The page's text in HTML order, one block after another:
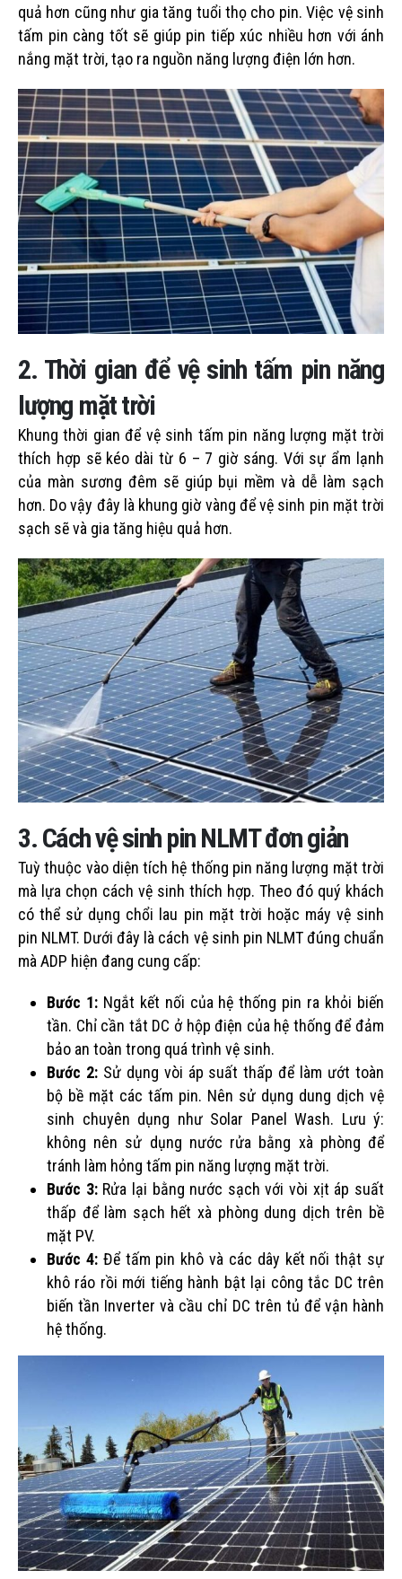
quả hơn cũng như gia tăng tuổi thọ cho pin. Việc vệ sinh
tấm pin càng tốt sẽ giúp pin tiếp xúc nhiều hơn với ánh
nắng mặt trời, tạo ra nguồn năng lượng điện lớn hơn.
2. Thời gian để vệ sinh tấm pin năng
lượng mặt trời
Khung thời gian để vệ sinh tấm pin năng lượng mặt trời
thích hợp sẽ kéo dài từ 6 – 7 giờ sáng. Với sự ẩm lạnh
của màn sương đêm sẽ giúp bụi mềm và dễ làm sạch
hơn. Do vậy đây là khung giờ vàng để vệ sinh pin mặt trời
sạch sẽ và gia tăng hiệu quả hơn.
3. Cách vệ sinh pin NLMT đơn giản
Tuỳ thuộc vào diện tích hệ thống pin năng lượng mặt trời
mà lựa chọn cách vệ sinh thích hợp. Theo đó quý khách
có thể sử dụng chổi lau pin mặt trời hoặc máy vệ sinh
pin NLMT. Dưới đây là cách vệ sinh pin NLMT đúng chuẩn
mà ADP hiện đang cung cấp:
Bước 1:Ngắt kết nối của hệ thống pin ra khỏi biến
tần. Chỉ cần tắt DC ở hộp điện của hệ thống để đảm
bảo an toàn trong quá trình vệ sinh.
Bước 2:Sử dụng vòi áp suất thấp để làm ướt toàn
bộ bề mặt các tấm pin. Nên sử dụng dung dịch vệ
sinh chuyên dụng như Solar Panel Wash. Lưu ý:
không nên sử dụng nước rửa bằng xà phòng để
tránh làm hỏng tấm pin năng lượng mặt trời.
Bước 3:Rửa lại bằng nước sạch với vòi xịt áp suất
thấp để làm sạch hết xà phòng dung dịch trên bề
mặt PV.
Bước 4:Để tấm pin khô và các dây kết nối thật sự
khô ráo rồi mới tiếng hành bật lại công tắc DC trên
biến tần Inverter và cầu chỉ DC trên tủ để vận hành
hệ thống.